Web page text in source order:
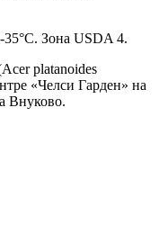
35°C. Зона USDA 4.
platanoides
«Челси Гарден» на
Внуково.